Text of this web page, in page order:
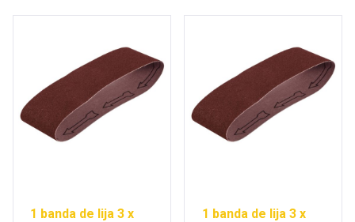
1 banda de lija 3 x
1 banda de lija 3 x